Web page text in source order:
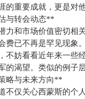
的重要成就，更是对
与转会动态**
力和市场价值密切相
费已不再是罕见现象
不妨看看近年来一些
的渴望。类似的例子
略与未来方向**
不仅关心西蒙斯的个